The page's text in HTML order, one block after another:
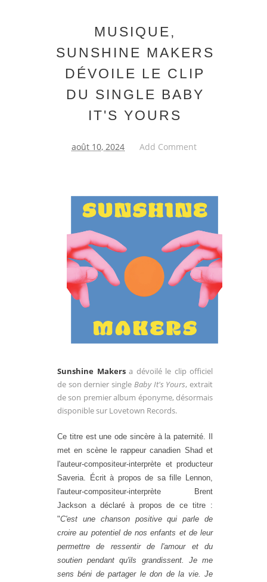
MUSIQUE,
SUNSHINE MAKERS
DÉVOILE LE CLIP
DU SINGLE BABY
IT'S YOURS
août 10, 2024 Add Comment
Sunshine Makersa dévoilé le clip officiel
de son dernier single Baby It's Yours, extrait
de son premier album éponyme, désormais
disponible sur Lovetown Records.
Ce titre est une ode sincère à la paternité. Il
met en scène le rappeur canadien Shad et
l'auteur-compositeur-interprète et producteur
Saveria. Écrit à propos de sa fille Lennon,
l'auteur-compositeur-interprète Brent
Jackson a déclaré à propos de ce titre :
"C'est une chanson positive qui parle de
croire au potentiel de nos enfants et de leur
permettre de ressentir de l'amour et du
soutien pendant qu'ils grandissent. Je me
sens béni de partager le don de la vie. Je